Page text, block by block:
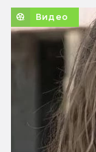
Видео